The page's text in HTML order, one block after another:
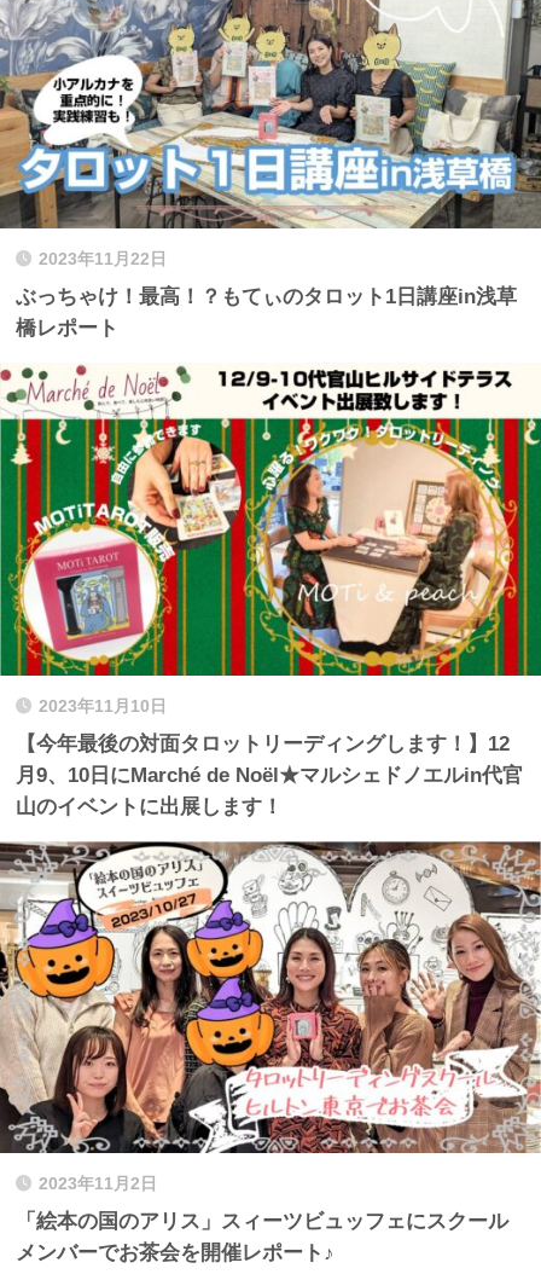
2023年11月22日
ぶっちゃけ！最高！？もてぃのタロット1日講座in浅草
橋レポート
2023年11月10日
【今年最後の対面タロットリーディングします！】12
月9、10日にMarché de Noël★マルシェドノエルin代官
山のイベントに出展します！
2023年11月2日
「絵本の国のアリス」スィーツビュッフェにスクール
メンバーでお茶会を開催レポート♪